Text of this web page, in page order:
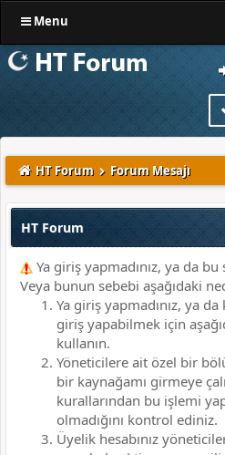
Menu
HT Forum Forum Mesajı
HT Forum
Ya giriş yapmadınız, ya da
Veya bunun sebebi aşağıdaki
Ya giriş yapmadınız, ya
giriş yapabilmek için
kullanın.
Yöneticilere ait özel bir
bir kaynağamı girmeye
kurallarından bu işlemi
olmadığını kontrol ediniz.
Üyelik hesabınız